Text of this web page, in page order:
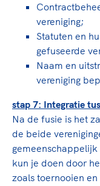
vereniging;
Statuten en
gefuseerde
Naam en
vereniging
stap 7: Integratie
Na de fusie is het
de beide
kun je doen door
zoals toernooien